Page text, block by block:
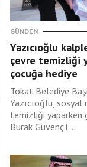
GÜNDEM
Yazıcıoğlu
çevre temizliği
çocuğa hediye
Tokat Belediye
Yazıcıoğlu, sosyal
temizliği yaparken
Burak Güvenç'i, ..